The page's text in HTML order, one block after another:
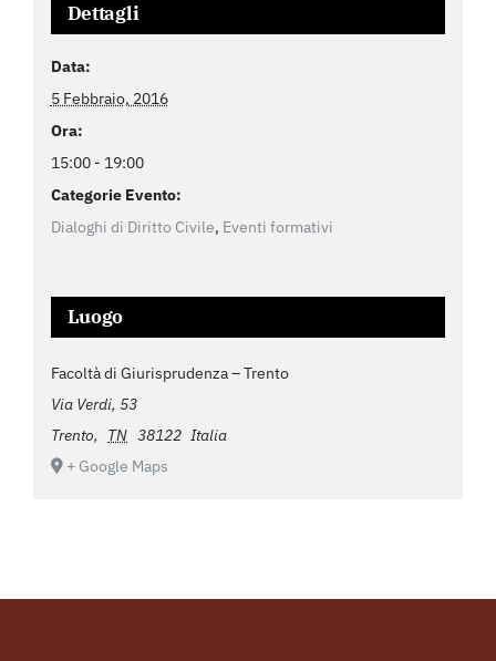
Dettagli
Data:
5 Febbraio, 2016
Ora:
15:00 - 19:00
Categorie Evento:
Dialoghi di Diritto Civile, Eventi formativi
Luogo
Facoltà di Giurisprudenza – Trento
Via Verdi, 53
Trento, TN 38122 Italia
+ Google Maps